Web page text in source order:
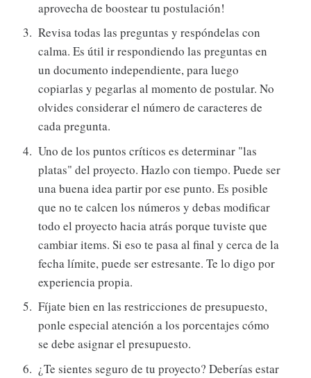
aprovecha de boostear tu postulación!
Revisa todas las preguntas y respóndelas con
calma. Es útil ir respondiendo las preguntas en
un documento independiente, para luego
copiarlas y pegarlas al momento de postular. No
olvides considerar el número de caracteres de
cada pregunta.
Uno de los puntos críticos es determinar "las
platas" del proyecto. Hazlo con tiempo. Puede ser
una buena idea partir por ese punto. Es posible
que no te calcen los números y debas modificar
todo el proyecto hacia atrás porque tuviste que
cambiar items. Si eso te pasa al final y cerca de la
fecha límite, puede ser estresante. Te lo digo por
experiencia propia.
Fíjate bien en las restricciones de presupuesto,
ponle especial atención a los porcentajes cómo
se debe asignar el presupuesto.
¿Te sientes seguro de tu proyecto? Deberías estar